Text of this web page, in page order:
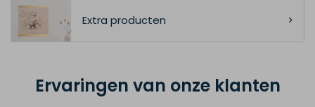
Extra producten
Ervaringen van onze klanten